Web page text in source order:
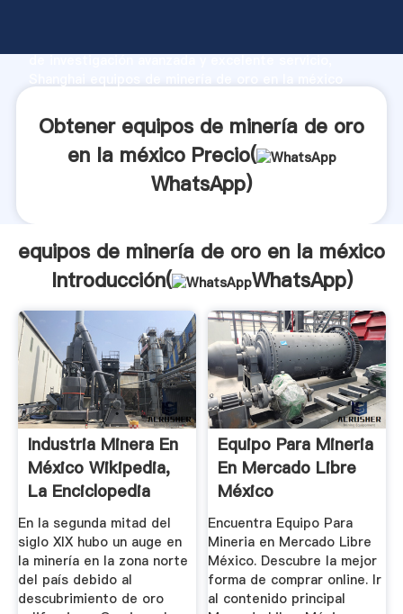
de investigación avanzada y excelente servicio,
clientes.
Obtener equipos de minería de oro
en la méxico Precio(
WhatsApp)
equipos de minería de oro en la méxico
Introducción(
WhatsApp)
Industria Minera En
México Wikipedia,
La Enciclopedia
Libre
En la segunda mitad del
siglo XIX hubo un auge en
la minería en la zona norte
del país debido al
descubrimiento de oro
Equipo Para Mineria
En Mercado Libre
México
Encuentra Equipo Para
Mineria en Mercado Libre
México. Descubre la mejor
forma de comprar online. Ir
al contenido principal